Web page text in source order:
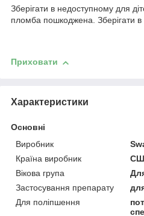
Зберігати в недоступному для
пломба пошкоджена. Зберігати
Приховати
Характеристики
Основні
Виробник
Країна виробник
Вікова група
Застосування препарату
Для поліпшення